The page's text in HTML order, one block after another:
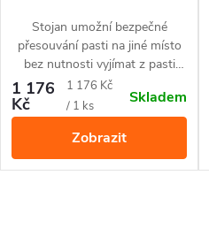
Stojan umožní bezpečné
přesouvání pasti na jiné místo
bez nutnosti vyjímat z pasti
CO2 bombičku.
1 176
Kč
Měrná
cena:
1 176 Kč
/ 1 ks
Skladem
Zobrazit